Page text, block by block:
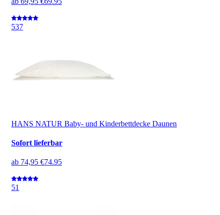
537
HANS NATUR Baby- und Kinderbettdecke Daunen
Sofort lieferbar
ab 74,95 €74.95
51